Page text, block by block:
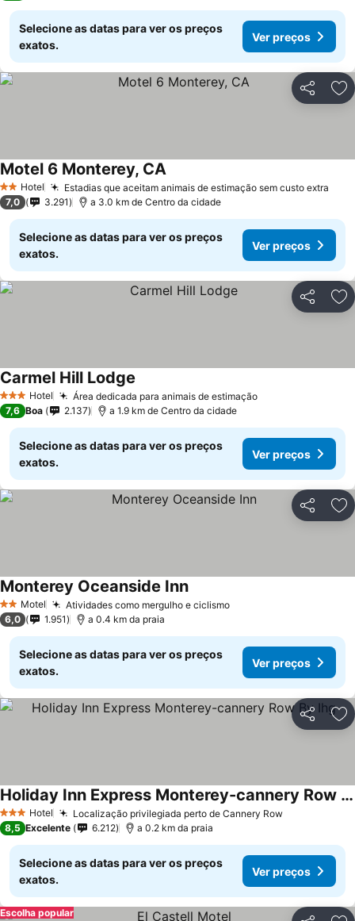
Selecione as datas para ver os preços
exatos.
Ver preços
Partilhar
2 Estrelas
Hotel Estadias que aceitam animais de estimação sem custo extra
Motel 6 Monterey, CA
7,0 3.291 a 3.0 km de Centro da cidade
Selecione as datas para ver os preços
exatos.
Ver preços
Partilhar
3 EstrelasHotel Área dedicada para animais de estimação
Carmel Hill Lodge
7,6 Boa 2.137 a 1.9 km de Centro da cidade
Selecione as datas para ver os preços
exatos.
Ver preços
Partilhar
2 Estrelas
Motel Atividades como mergulho e ciclismo
Monterey Oceanside Inn
6,0 1.951 a 0.4 km da praia
Selecione as datas para ver os preços
exatos.
Ver preços
Partilhar
3 EstrelasHotel Localização privilegiada perto de Cannery Row
Holiday Inn Express Monterey-cannery Row By Ihg
8,5 Excelente 6.212 a 0.2 km da praia
Selecione as datas para ver os preços
exatos.
Ver preços
Escolha popular